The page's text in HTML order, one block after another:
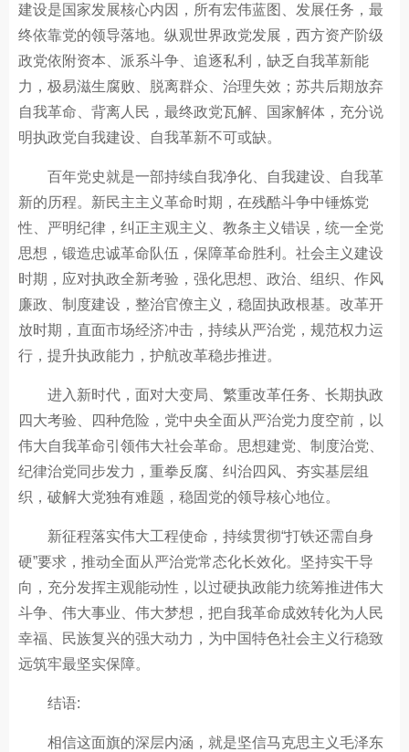
建设是国家发展核心内因，所有宏伟蓝图、发展任务，最
终依靠党的领导落地。纵观世界政党发展，西方资产阶级
政党依附资本、派系斗争、追逐私利，缺乏自我革新能
力，极易滋生腐败、脱离群众、治理失效；苏共后期放弃
自我革命、背离人民，最终政党瓦解、国家解体，充分说
明执政党自我建设、自我革新不可或缺。
百年党史就是一部持续自我净化、自我建设、自我革
新的历程。新民主主义革命时期，在残酷斗争中锤炼党
性、严明纪律，纠正主观主义、教条主义错误，统一全党
思想，锻造忠诚革命队伍，保障革命胜利。社会主义建设
时期，应对执政全新考验，强化思想、政治、组织、作风
廉政、制度建设，整治官僚主义，稳固执政根基。改革开
放时期，直面市场经济冲击，持续从严治党，规范权力运
行，提升执政能力，护航改革稳步推进。
进入新时代，面对大变局、繁重改革任务、长期执政
四大考验、四种危险，党中央全面从严治党力度空前，以
伟大自我革命引领伟大社会革命。思想建党、制度治党、
纪律治党同步发力，重拳反腐、纠治四风、夯实基层组
织，破解大党独有难题，稳固党的领导核心地位。
新征程落实伟大工程使命，持续贯彻“打铁还需自身
硬”要求，推动全面从严治党常态化长效化。坚持实干导
向，充分发挥主观能动性，以过硬执政能力统筹推进伟大
斗争、伟大事业、伟大梦想，把自我革命成效转化为人民
幸福、民族复兴的强大动力，为中国特色社会主义行稳致
远筑牢最坚实保障。
结语:
相信这面旗的深层内涵，就是坚信马克思主义毛泽东